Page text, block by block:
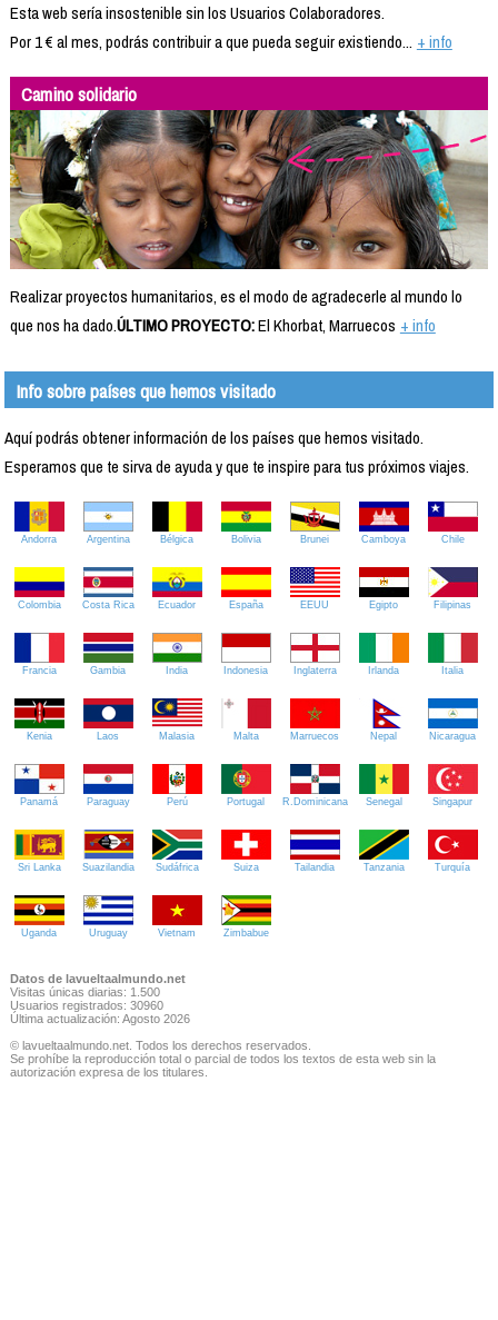
Esta web sería insostenible sin los Usuarios Colaboradores.
Por 1 € al mes, podrás contribuir a que pueda seguir existiendo... + info
Camino solidario
Realizar proyectos humanitarios, es el modo de agradecerle al mundo lo
que nos ha dado.ÚLTIMO PROYECTO:El Khorbat, Marruecos + info
Info sobre países que hemos visitado
Aquí podrás obtener información de los países que hemos visitado.
Esperamos que te sirva de ayuda y que te inspire para tus próximos viajes.
Andorra Argentina Bélgica Bolivia Brunei Camboya Chile
Colombia Costa Rica Ecuador España EEUU Egipto Filipinas
Francia Gambia India Indonesia Inglaterra Irlanda Italia
Kenia Laos Malasia Malta Marruecos Nepal Nicaragua
Panamá Paraguay Perú Portugal R.Dominicana Senegal Singapur
Sri Lanka Suazilandia Sudáfrica Suiza Tailandia Tanzania Turquía
Uganda Uruguay Vietnam Zimbabue
Datos de lavueltaalmundo.net
Visitas únicas diarias: 1.500
Usuarios registrados: 30960
Última actualización: Agosto 2026
© lavueltaalmundo.net. Todos los derechos reservados.
Se prohíbe la reproducción total o parcial de todos los textos de esta web sin la
autorización expresa de los titulares.